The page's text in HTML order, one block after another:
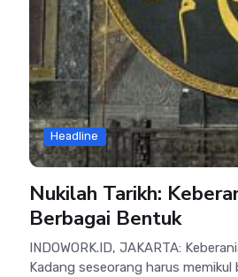
Headline
Nukilah Tarikh:
Berbagai Bentuk
INDOWORK.ID, JAKARTA:
Kadang seseorang harus